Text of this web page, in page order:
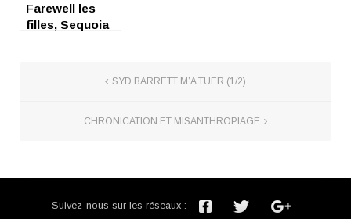
Farewell les
filles, Sequoia
SYD BARRETT M’A TUER (1/2)
CHRONICATION ET MISANTHROPIAGE
Suivez-nous sur les réseaux :